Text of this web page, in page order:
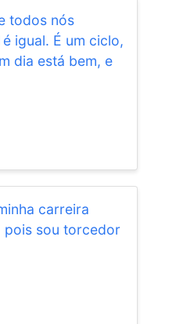
todos nós
igual. É um ciclo,
dia está bem, e
carreira
pois sou torcedor